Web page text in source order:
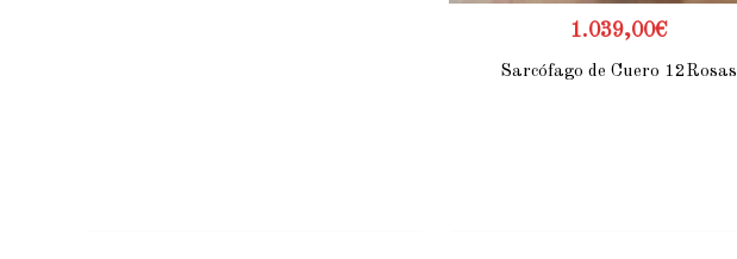
1.039,00€
Sarcófago de Cuero 12Rosas